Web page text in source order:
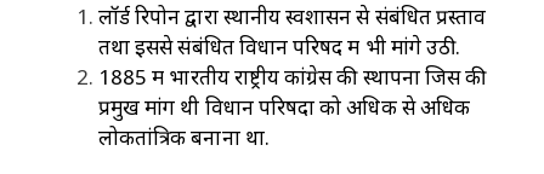
लॉर्ड रिपोन द्वारा स्थानीय स्वशासन से संबंधित प्रस्ताव
तथा इससे संबंधित विधान परिषद में भी मांगे उठी.
1885 में भारतीय राष्ट्रीय कांग्रेस की स्थापना जिस की
प्रमुख मांग थी विधान परिषदों को अधिक से अधिक
लोकतांत्रिक बनाना था.